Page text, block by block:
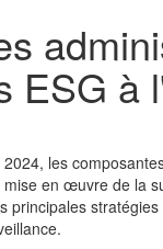
ESG à
2024, les
en œuvre de la
principales